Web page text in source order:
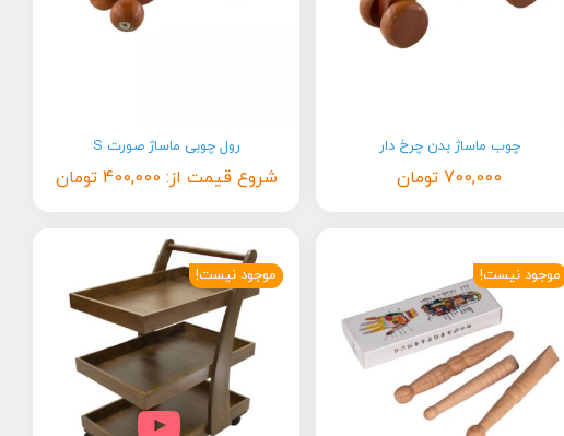
چوب ماساژ بدن چرخ دار
700,000 تومان
رول چوبی ماساژ صورت S
شروع قیمت از: 400,000 تومان
موجود نیست! موجود نیست!